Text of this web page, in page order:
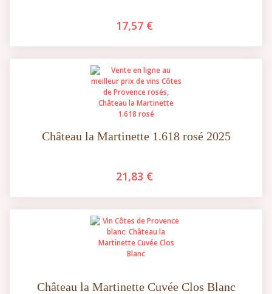
17,57 €
Château la Martinette 1.618 rosé 2025
21,83 €
Château la Martinette Cuvée Clos Blanc